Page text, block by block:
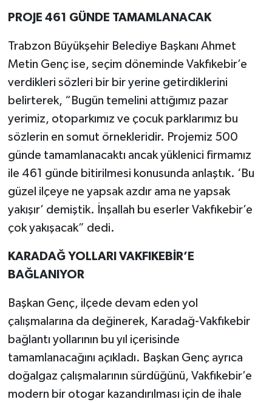
PROJE 461 GÜNDE TAMAMLANACAK
Trabzon Büyükşehir Belediye Başkanı Ahmet
Metin Genç ise, seçim döneminde Vakfıkebir’e
verdikleri sözleri bir bir yerine getirdiklerini
belirterek, “Bugün temelini attığımız pazar
yerimiz, otoparkımız ve çocuk parklarımız bu
sözlerin en somut örnekleridir. Projemiz 500
günde tamamlanacaktı ancak yüklenici firmamız
ile 461 günde bitirilmesi konusunda anlaştık. ‘Bu
güzel ilçeye ne yapsak azdır ama ne yapsak
yakışır’ demiştik. İnşallah bu eserler Vakfıkebir’e
çok yakışacak” dedi.
KARADAĞ YOLLARI VAKFIKEBİR’E
BAĞLANIYOR
Başkan Genç, ilçede devam eden yol
çalışmalarına da değinerek, Karadağ-Vakfıkebir
bağlantı yollarının bu yıl içerisinde
tamamlanacağını açıkladı. Başkan Genç ayrıca
doğalgaz çalışmalarının sürdüğünü, Vakfıkebir’e
modern bir otogar kazandırılması için de ihale